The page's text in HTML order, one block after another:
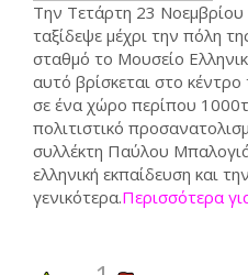
Την Τετάρτη 23
ταξίδεψε μέχρι την πόλη
σταθμό το Μουσείο
αυτό βρίσκεται στο
σε ένα χώρο περίπου
πολιτιστικό
συλλέκτη Παύλου
ελληνική εκπαίδευση και
γενικότερα.Περισσότερα